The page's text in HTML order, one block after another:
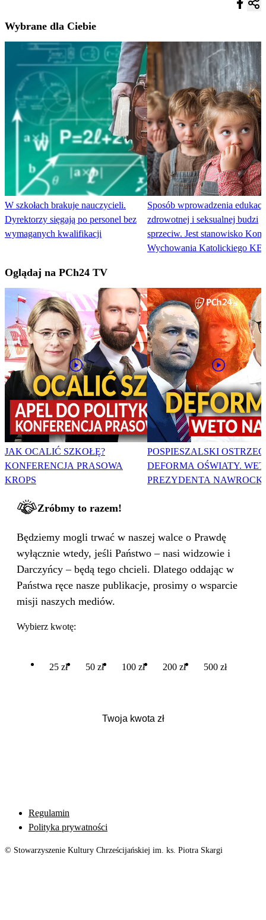
Wybrane dla Ciebie
W szkołach brakuje nauczycieli.
Dyrektorzy sięgają po personel bez
wymaganych kwalifikacji
Sposób wprowadzenia edukacji
zdrowotnej i seksualnej budzi
sprzeciw. Jest stanowisko
Wychowania Katolickiego
Oglądaj na PCh24 TV
JAK OCALIĆ SZKOŁĘ?
KONFERENCJA PRASOWA
KROPS
POSPIESZALSKI
DEFORMA OŚWIATY.
PREZYDENTA
Zróbmy to razem!
Będziemy mogli trwać w naszej walce o Prawdę
wyłącznie wtedy, jeśli Państwo – nasi widzowie i
Darczyńcy – będą tego chcieli. Dlatego oddając w
Państwa ręce nasze publikacje, prosimy o wsparcie
misji naszych mediów.
Wybierz kwotę:
25 zł 50 zł 100 zł 200 zł 500 zł
Regulamin
Polityka prywatności
© Stowarzyszenie Kultury Chrześcijańskiej im. ks. Piotra Skargi